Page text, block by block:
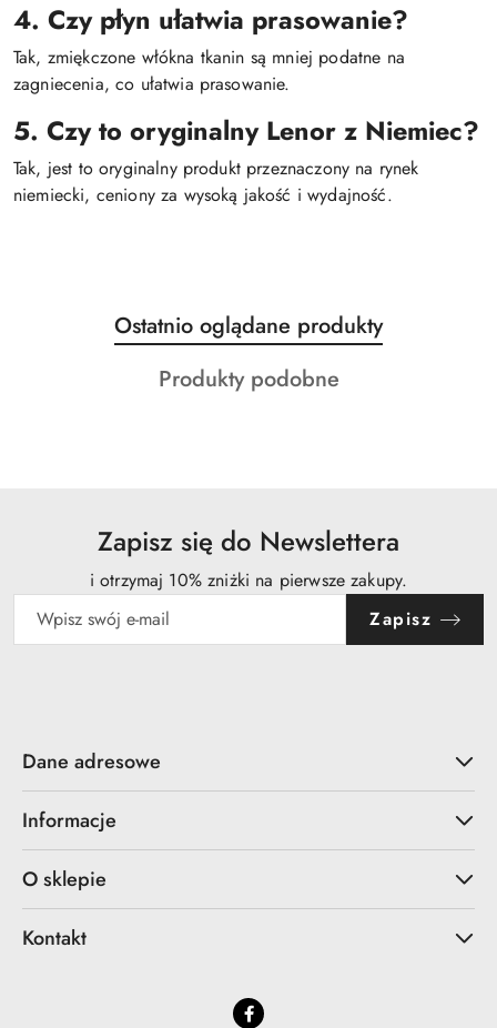
4. Czy płyn ułatwia prasowanie?
Tak, zmiękczone włókna tkanin są mniej podatne na
zagniecenia, co ułatwia prasowanie.
5. Czy to oryginalny Lenor z Niemiec?
Tak, jest to oryginalny produkt przeznaczony na rynek
niemiecki, ceniony za wysoką jakość i wydajność.
Pomiń karuzelę produktów
Produkty
o
statusie:
Ostatnio oglądane produkty
Produkty
Produkty podobne
Zapisz się do Newslettera
i otrzymaj 10% zniżki na pierwsze zakupy.
Zapisz
Dane adresowe
Informacje
O sklepie
Kontakt